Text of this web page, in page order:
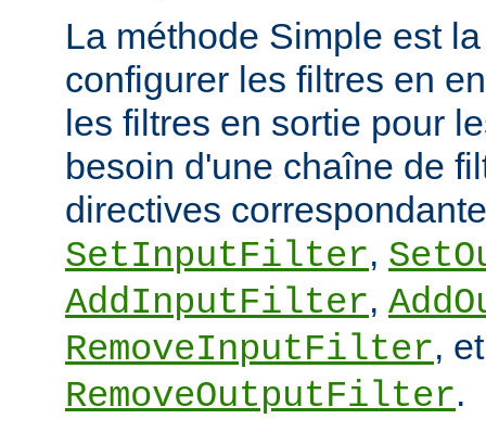
La méthode Simple est
configurer les filtres en
les filtres en sortie pour
besoin d'une chaîne de
directives
SetInputFilter,
AddInputFilter,
RemoveInputFilter, et
RemoveOutputFilter.